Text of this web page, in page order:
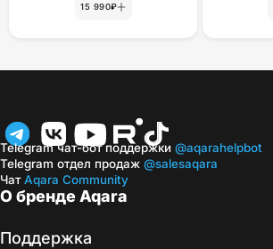
15 990₽
О бренде Aqara
Поддержка
Telegram чат-бот поддержки @aqarahelpbot
Telegram отдел продаж @salesaqara
ЧатAqara Community